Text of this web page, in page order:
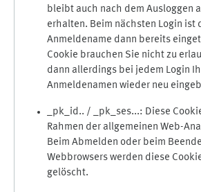
bleibt auch nach dem Ausloggen
erhalten. Beim nächsten Login ist
Anmeldename dann bereits
Cookie brauchen Sie nicht zu
dann allerdings bei jedem Login
Anmeldenamen wieder neu
_pk_id.. / _pk_ses...: Diese
Rahmen der allgemeinen Web-
Beim Abmelden oder beim
Webbrowsers werden diese
gelöscht.